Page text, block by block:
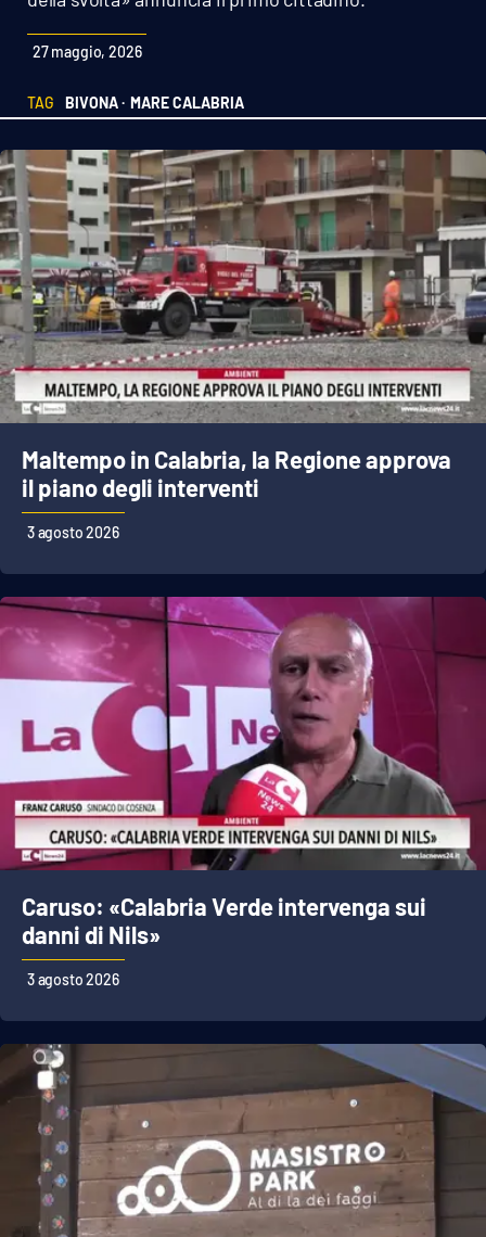
Meteo
Editoriali
VIDEO
Ambiente
Cronaca
Cultura
Economia e Lavoro
Sanità
Sport
RUBRICHE
Good Morning Vietnam
Parchi Marini Calabria
Leggendo Alvaro insieme
Imprese Di Calabria
Le perfidie di Antonella Grippo
Venti di comunicazione
STREAMING
LaC TV
LaC Network
27 maggio, 2026
TAG BIVONA · MARE CALABRIA
Maltempo in Calabria, la Regione approva
il piano degli interventi
3 agosto 2026
Caruso: «Calabria Verde intervenga sui
danni di Nils»
3 agosto 2026